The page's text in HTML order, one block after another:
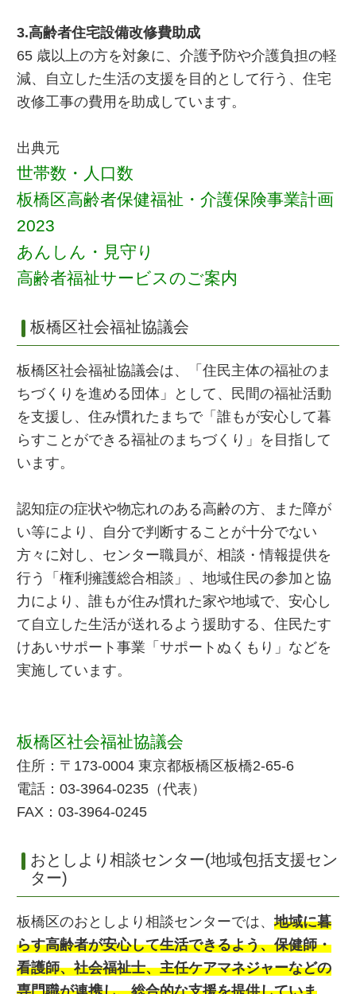
3.高齢者住宅設備改修費助成
65 歳以上の方を対象に、介護予防や介護負担の軽
減、自立した生活の支援を目的として行う、住宅
改修工事の費用を助成しています。
出典元
世帯数・人口数
板橋区高齢者保健福祉・介護保険事業計画
2023
あんしん・見守り
高齢者福祉サービスのご案内
板橋区社会福祉協議会
板橋区社会福祉協議会は、「住民主体の福祉のま
ちづくりを進める団体」として、民間の福祉活動
を支援し、住み慣れたまちで「誰もが安心して暮
らすことができる福祉のまちづくり」を目指して
います。
認知症の症状や物忘れのある高齢の方、また障が
い等により、自分で判断することが十分でない
方々に対し、センター職員が、相談・情報提供を
行う「権利擁護総合相談」、地域住民の参加と協
力により、誰もが住み慣れた家や地域で、安心し
て自立した生活が送れるよう援助する、住民たす
けあいサポート事業「サポートぬくもり」などを
実施しています。
板橋区社会福祉協議会
住所：〒173-0004 東京都板橋区板橋2-65-6
電話：03-3964-0235（代表）
FAX：03-3964-0245
おとしより相談センター(地域包括支援セン
ター)
板橋区のおとしより相談センターでは、地域に暮
らす高齢者が安心して生活できるよう、保健師・
看護師、社会福祉士、主任ケアマネジャーなどの
専門職が連携し、総合的な支援を提供していま